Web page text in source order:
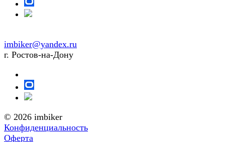
imbiker@yandex.ru
г. Ростов-на-Дону
© 2026 imbiker
Конфиденциальность
Оферта